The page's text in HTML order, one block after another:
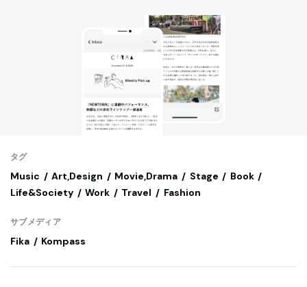
タグ
Music Art,Design Movie,Drama Stage
Book
Life&Society
Work Travel Fashion
サブメディア
Fika Kompass